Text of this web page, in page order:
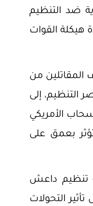
ضد التنظيم
هيكلة القوات
المقاتلين من
التنظيم، إلى
الأمريكي
بعمق على
تنظيم داعش
التحولات